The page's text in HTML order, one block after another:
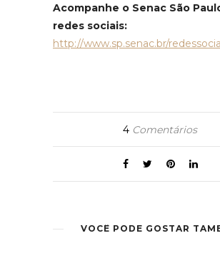
Acompanhe o Senac São
redes sociais:
http://www.sp.senac.br/
4 Comentários
VOCÊ PODE GOSTAR